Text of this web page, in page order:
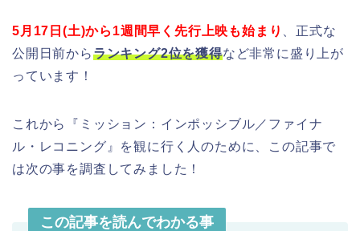
5月17日(土)から1週間早く先行上映も始まり
、正式な
公開日前からランキング2位を獲得など非常に盛り上が
っています！
これから『ミッション：インポッシブル／ファイナ
ル・レコニング』を観に行く人のために、この記事で
は次の事を調査してみました！
この記事を読んでわかる事